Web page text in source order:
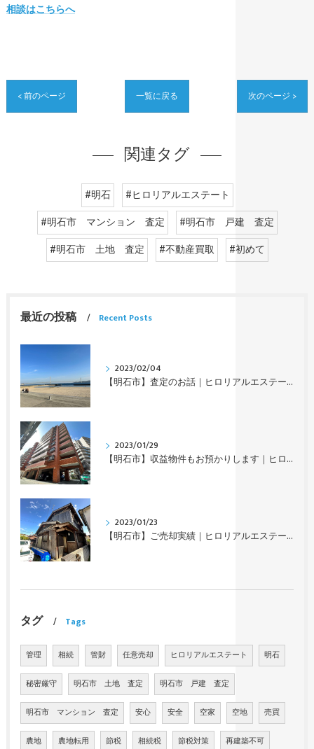
相談はこちらへ
< 前のページ 一覧に戻る 次のページ >
関連タグ
#明石
#ヒロリアルエステート
#明石市 マンション 査定
#明石市 戸建 査定
#明石市 土地 査定
#不動産買取 #初めて
最近の投稿 Recent Posts
2023/02/04
【明石市】査定のお話｜ヒロリアルエステート
2023/01/29
【明石市】収益物件もお預かりします｜ヒロリアルエステート
2023/01/23
【明石市】ご売却実績｜ヒロリアルエステート
タグ Tags
管理 相続 管財 任意売却 ヒロリアルエステート 明石
秘密厳守 明石市 土地 査定 明石市 戸建 査定
明石市 マンション 査定 安心 安全 空家 空地 売買
農地 農地転用 節税 相続税 節税対策 再建築不可